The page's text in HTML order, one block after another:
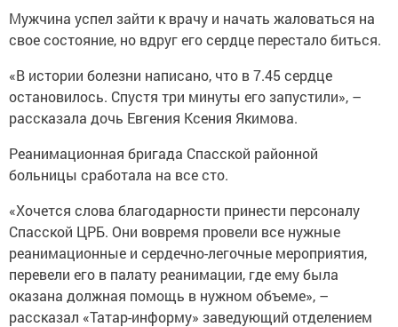
Мужчина успел зайти к врачу и начать жаловаться на
свое состояние, но вдруг его сердце перестало биться.
«В истории болезни написано, что в 7.45 сердце
остановилось. Спустя три минуты его запустили», –
рассказала дочь Евгения Ксения Якимова.
Реанимационная бригада Спасской районной
больницы сработала на все сто.
«Хочется слова благодарности принести персоналу
Спасской ЦРБ. Они вовремя провели все нужные
реанимационные и сердечно-легочные мероприятия,
перевели его в палату реанимации, где ему была
оказана должная помощь в нужном объеме», –
рассказал «Татар-информу» заведующий отделением